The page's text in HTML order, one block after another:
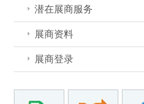
潜在展商服务
展商资料
展商登录